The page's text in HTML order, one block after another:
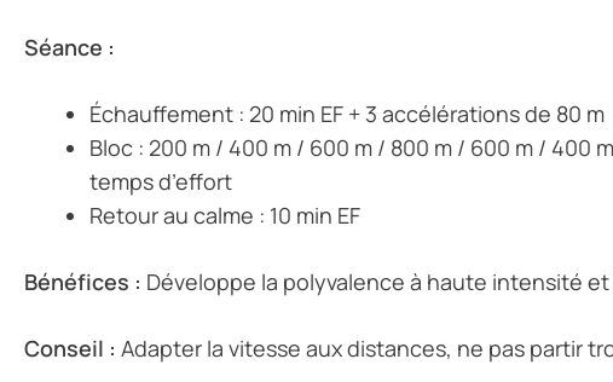
Séance :
Échauffement : 20 min EF + 3 accélérations de 80 m
Bloc : 200 m / 400 m / 600 m / 800 m / 600 m / 400
temps d’effort
Retour au calme : 10 min EF
Bénéfices : Développe la polyvalence à haute intensité
Conseil : Adapter la vitesse aux distances, ne pas partir